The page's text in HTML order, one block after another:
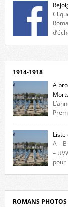
1914-1918
A
biographique veut
France durant ce
constituée des
l’Hôtel de Ville, du
A – B
–
pour
ROMANS PHOTOS